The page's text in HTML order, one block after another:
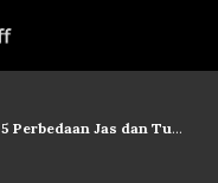
5 Perbedaan Jas dan Tuxedo: Jangan Sampai Salah Kostum!